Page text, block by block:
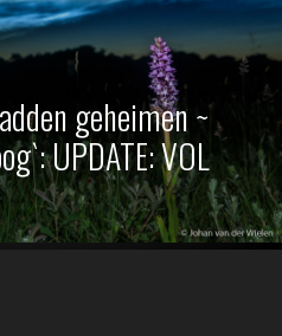
geheimen ~
UPDATE: VOL